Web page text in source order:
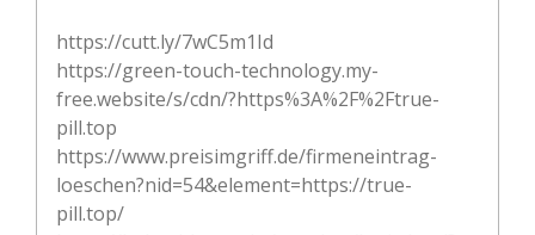
https://cutt.ly/7wC5m1Id
https://green-touch-technology.my-
free.website/s/cdn/?https%3A%2F%2Ftrue-
pill.top
https://www.preisimgriff.de/firmeneintrag-
loeschen?nid=54&element=https://true-
pill.top/